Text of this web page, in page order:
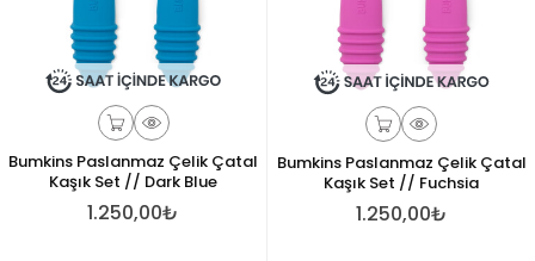
Bumkins Paslanmaz Çelik Çatal
Kaşık Set // Dark Blue
1.250,00₺
Bumkins Paslanmaz Çelik Çatal
Kaşık Set // Fuchsia
1.250,00₺